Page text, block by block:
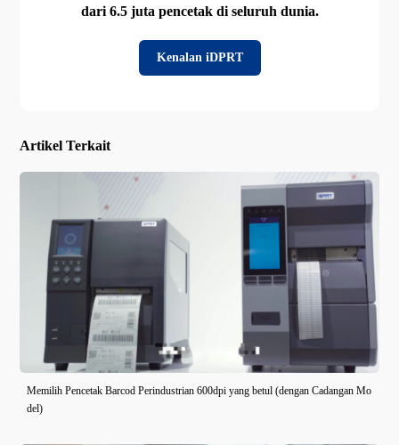
dari 6.5 juta pencetak di seluruh dunia.
Kenalan iDPRT
Artikel Terkait
Memilih Pencetak Barcod Perindustrian 600dpi yang betul (dengan Cadangan Mo
del)